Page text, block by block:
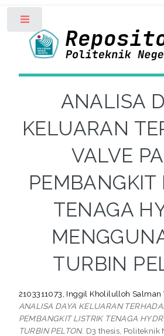
ANALISA
KELUARAN
VALVE
PEMBANGKIT
TENAGA
TURBIN
2103311073, Inggil Kholilulloh Salman
ANALISA DAYA KELUARAN
PEMBANGKIT LISTRIK TENAGA
TURBIN PELTON. D3 thesis, Politeknik